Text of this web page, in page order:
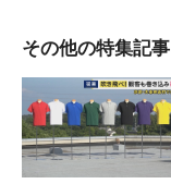
その他の特集記事